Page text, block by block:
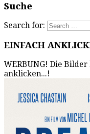
Suche
Search for:
EINFACH
WERBUNG! Die
anklicken...!